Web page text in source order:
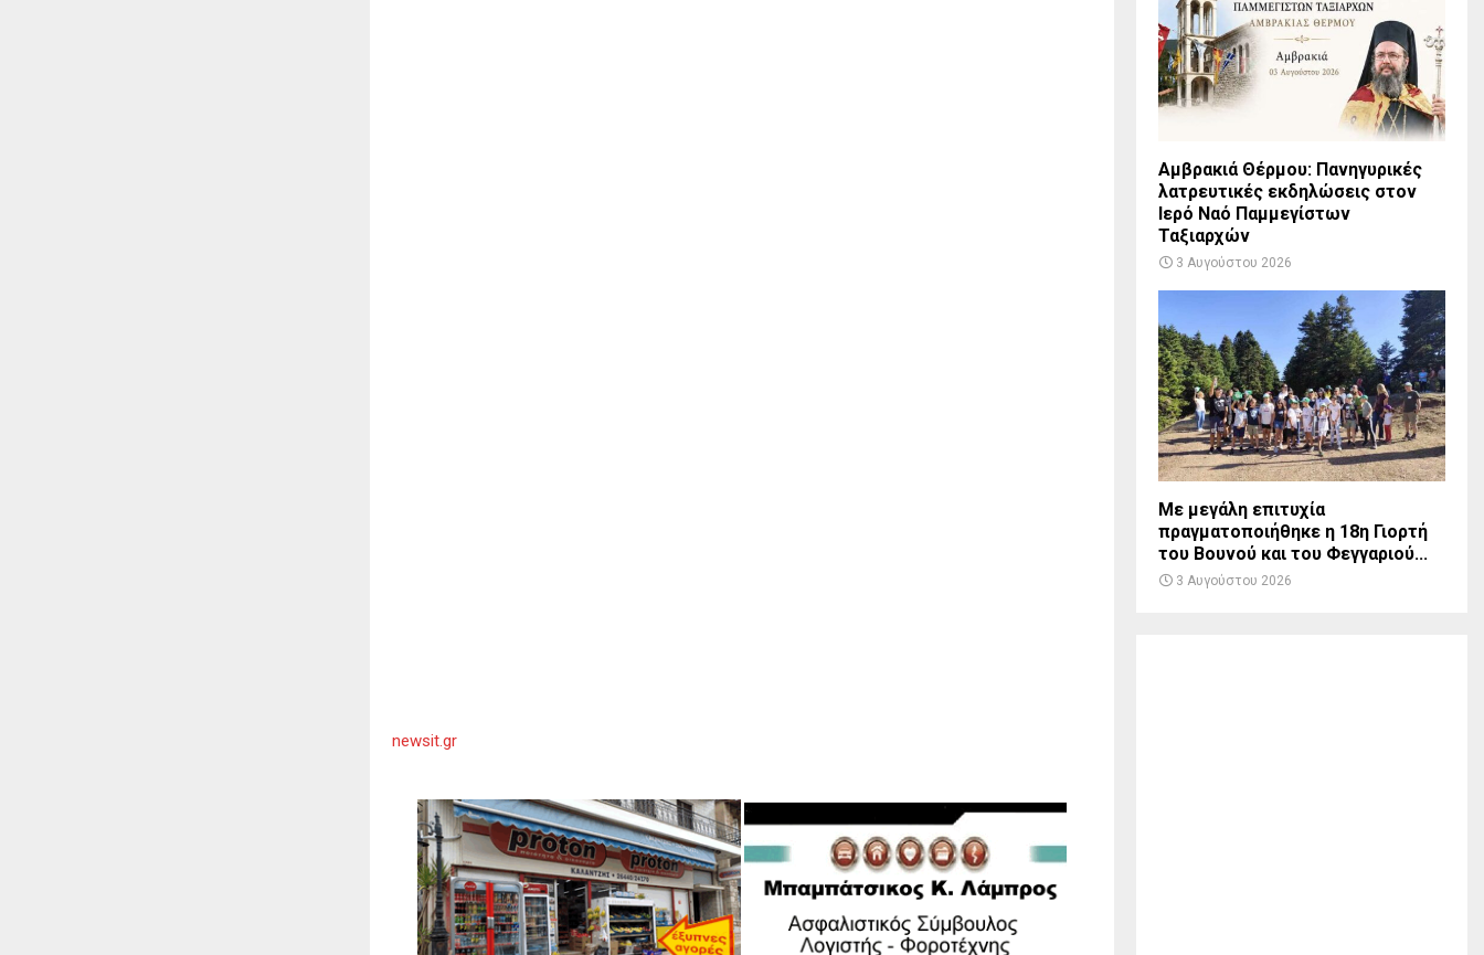
newsit.gr
Αμβρακιά Θέρμου: Πανηγυρικές
λατρευτικές εκδηλώσεις στον
Ιερό Ναό Παμμεγίστων
Ταξιαρχών
3 Αυγούστου 2026
Με μεγάλη επιτυχία
πραγματοποιήθηκε η 18η Γιορτή
του Βουνού και του Φεγγαριού...
3 Αυγούστου 2026